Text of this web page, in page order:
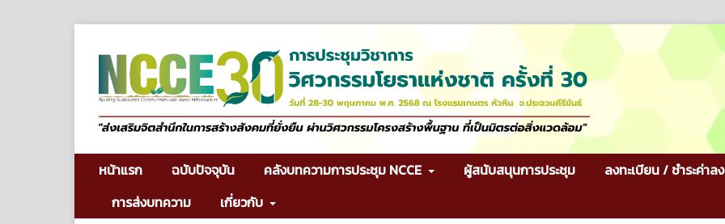
หน้าแรก ฉบับปัจจุบัน คลังบทความการประชุม NCCE ผู้สนับสนุนการประชุม
ลงทะเบียน / ชำระค่าล
การส่งบทความ
เกี่ยวกับ